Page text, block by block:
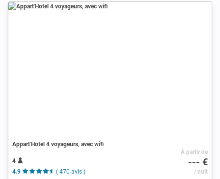
Appart'Hotel 4 voyageurs, avec wifi
4
4.9
( 470 avis )
À partir de
--- €
/ nuit